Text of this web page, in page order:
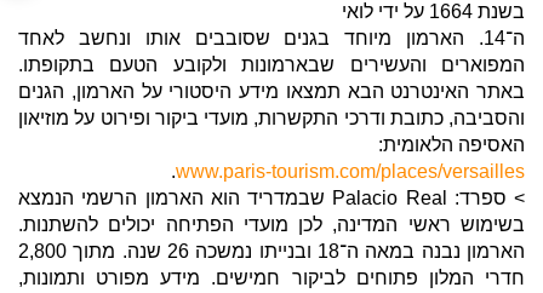
בשנת 1664 על ידי לואי
ה־14. הארמון מיוחד בגנים שסובבים אותו ונחשב לאחד
המפוארים והעשירים שבארמונות ולקובע הטעם בתקופתו.
באתר האינטרנט הבא תמצאו מידע היסטורי על הארמון, הגנים
והסביבה, כתובת ודרכי התקשרות, מועדי ביקור ופירוט על מוזיאון
האסיפה הלאומית:
www.paris-tourism.com/places/versailles
.
> ספרד: Palacio Real שבמדריד הוא הארמון הרשמי הנמצא
בשימוש ראשי המדינה, לכן מועדי הפתיחה יכולים להשתנות.
הארמון נבנה במאה ה־18 ובנייתו נמשכה 26 שנה. מתוך 2,800
חדרי המלון פתוחים לביקור חמישים. מידע מפורט ותמונות,